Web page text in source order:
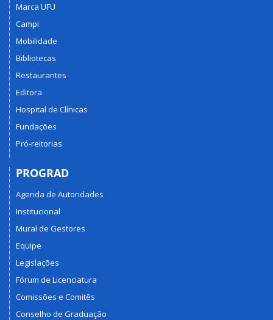
Marca UFU
Campi
Mobilidade
Bibliotecas
Restaurantes
Editora
Hospital de Clínicas
Fundações
Pró-reitorias
PROGRAD
Agenda de Autoridades
Institucional
Mural de Gestores
Equipe
Legislações
Fórum de Licenciatura
Comissões e Comitês
Conselho de Graduação